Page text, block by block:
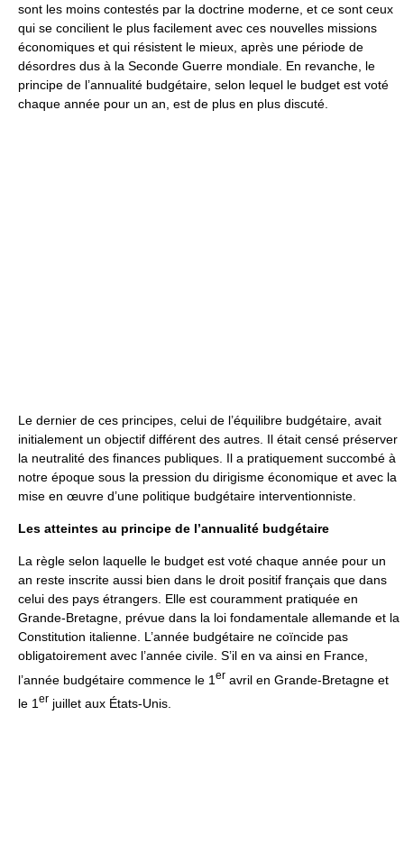
sont les moins contestés par la doctrine moderne, et ce sont ceux
qui se concilient le plus facilement avec ces nouvelles missions
économiques et qui résistent le mieux, après une période de
désordres dus à la Seconde Guerre mondiale. En revanche, le
principe de l’annualité budgétaire, selon lequel le budget est voté
chaque année pour un an, est de plus en plus discuté.
Le dernier de ces principes, celui de l’équilibre budgétaire, avait
initialement un objectif différent des autres. Il était censé préserver
la neutralité des finances publiques. Il a pratiquement succombé à
notre époque sous la pression du dirigisme économique et avec la
mise en œuvre d’une politique budgétaire interventionniste.
Les atteintes au principe de l’annualité budgétaire
La règle selon laquelle le budget est voté chaque année pour un
an reste inscrite aussi bien dans le droit positif français que dans
celui des pays étrangers. Elle est couramment pratiquée en
Grande-Bretagne, prévue dans la loi fondamentale allemande et la
Constitution italienne. L’année budgétaire ne coïncide pas
obligatoirement avec l’année civile. S’il en va ainsi en France,
l’année budgétaire commence le 1 er avril en Grande-Bretagne et
le 1 er juillet aux États-Unis.